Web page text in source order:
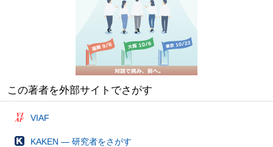
この著者を外部サイトでさがす
VIAF
KAKEN — 研究者をさがす